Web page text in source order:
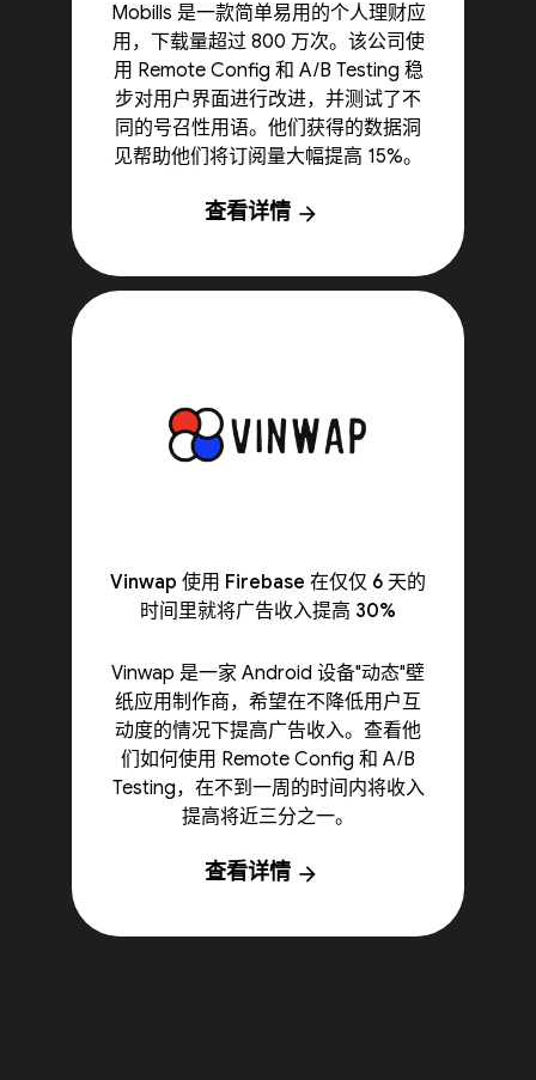
Mobills 是一款简单易用的个人理财应
用，下载量超过 800 万次。该公司使
用 Remote Config 和 A/B Testing 稳
步对用户界面进行改进，并测试了不
同的号召性用语。他们获得的数据洞
见帮助他们将订阅量大幅提高 15%。
查看详情 arrow_forward
Vinwap 使用 Firebase 在仅仅 6 天的
时间里就将广告收入提高 30%
Vinwap 是一家 Android 设备"动态"壁
纸应用制作商，希望在不降低用户互
动度的情况下提高广告收入。查看他
们如何使用 Remote Config 和 A/B
Testing，在不到一周的时间内将收入
提高将近三分之一。
查看详情 arrow_forward